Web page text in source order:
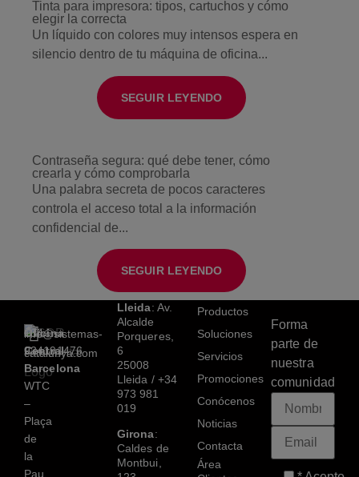
Tinta para impresora: tipos, cartuchos y cómo
elegir la correcta
Un líquido con colores muy intensos espera en
silencio dentro de tu máquina de oficina...
SEGUIR LEYENDO
Contraseña segura: qué debe tener, cómo
crearla y cómo comprobarla
Una palabra secreta de pocos caracteres
controla el acceso total a la información
confidencial de...
SEGUIR LEYENDO
Oficina
Central
Barcelona
WTC
–
Plaça
de
la
Pau,
+34
934191476
info@sistemas-
catalunya.com
Lleida: Av.
Alcalde
Porqueres,
6
25008
Lleida / +34
973 981
019
Girona:
Caldes de
Montbui,
Productos
Soluciones
Servicios
Promociones
Conócenos
Noticias
Contacta
Área
Forma
parte de
nuestra
comunidad